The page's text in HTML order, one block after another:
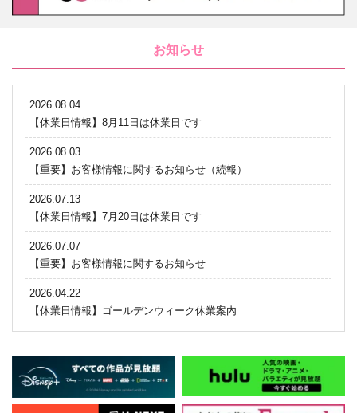
お知らせ
2026.08.04
【休業日情報】8月11日は休業日です
2026.08.03
【重要】お客様情報に関するお知らせ（続報）
2026.07.13
【休業日情報】7月20日は休業日です
2026.07.07
【重要】お客様情報に関するお知らせ
2026.04.22
【休業日情報】ゴールデンウィーク休業案内